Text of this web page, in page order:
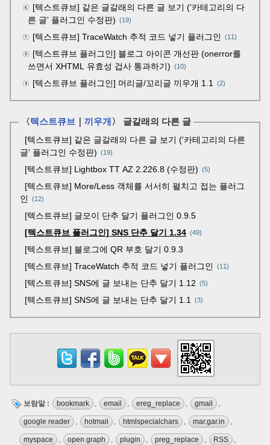
[텍스트큐브] 같은 글갈래의 다른 글 보기 ('카테고리의 다
른 글' 플러그인 수정판) (19)
[텍스트큐브] TraceWatch 추적 코드 넣기 플러그인 (11)
[텍스트큐브 플러그인] 블로그 아이콘 개선판 (onerror를
쓰면서 XHTML 유효성 겁사 통과하기) (10)
[텍스트큐브 플러그인] 머리글/꼬리글 끼우개 1.1 (2)
〈텍스트큐브 끼우개 〉 글갈래의 다른 글
[텍스트큐브] 같은 글갈래의 다른 글 보기 ('카테고리의 다른
글' 플러그인 수정판)
19
[텍스트큐브] Lightbox TT AZ 2.226.8 (수정판) 5
[텍스트큐브] More/Less 객체를 서서히 펼치고 접는 플러그
인
12
[텍스트큐브] 글모이 단추 달기 플러그인 0.9.5
[텍스트큐브 플러그인] SNS 단추 달기 1.34
49
[텍스트큐브] 블로그에 QR 부호 달기 0.9.3
[텍스트큐브] TraceWatch 추적 코드 넣기 플러그인
11
[텍스트큐브] SNS에 글 보내는 단추 달기 1.12 5
[텍스트큐브] SNS에 글 보내는 단추 달기 1.1 3
보람말 : bookmark , email , ereg_replace , gmail ,
google reader , hotmail , htmlspecialchars , mar.gar.in ,
myspace , open graph , plugin , preg_replace , RSS ,